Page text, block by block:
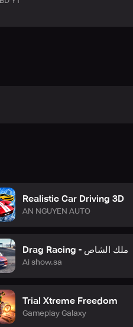
Realistic Car Driving 3D
AN NGUYEN AUTO
Drag Racing - ملك الشاص
Ai show.sa
Trial Xtreme Freedom
Gameplay Galaxy